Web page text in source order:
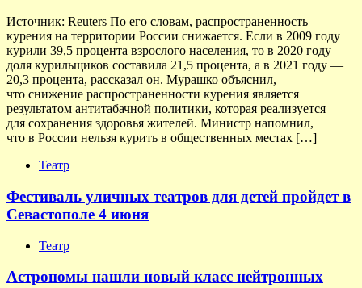
Источник: Reuters По его словам, распространенность
курения на территории России снижается. Если в 2009 году
курили 39,5 процента взрослого населения, то в 2020 году
доля курильщиков составила 21,5 процента, а в 2021 году —
20,3 процента, рассказал он. Мурашко объяснил,
что снижение распространенности курения является
результатом антитабачной политики, которая реализуется
для сохранения здоровья жителей. Министр напомнил,
что в России нельзя курить в общественных местах […]
Театр
Фестиваль уличных театров для детей пройдет в
Севастополе 4 июня
Театр
Астрономы нашли новый класс нейтронных